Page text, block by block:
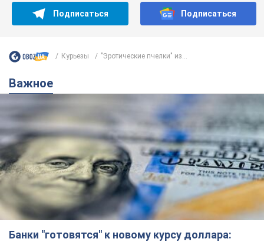
Подписаться Подписаться
Курьезы "Эротические пчелки" из...
Важное
Банки "готовятся" к новому курсу доллара: